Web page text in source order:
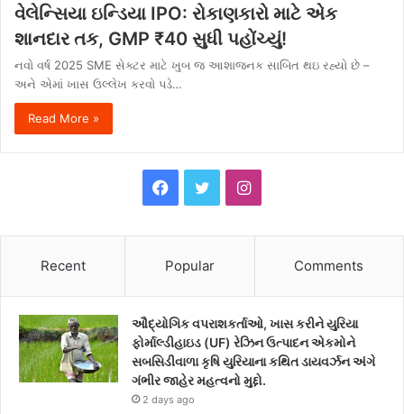
વેલેન્સિયા ઇન્ડિયા IPO: રોકાણકારો માટે એક
શાનદાર તક, GMP ₹40 સુધી પહોંચ્યું!
નવો વર્ષ 2025 SME સેક્ટર માટે ખુબ જ આશાજનક સાબિત થઇ રહ્યો છે –
અને એમાં ખાસ ઉલ્લેખ કરવો પડે…
Read More »
c
e
b
o
o
i
t
t
e
I
t
a
g
Recent Popular Comments
ઔદ્યોગિક વપરાશકર્તાઓ, ખાસ કરીને યુરિયા
ફોર્માલ્ડીહાઇડ (UF) રેઝિન ઉત્પાદન એકમોને
સબસિડીવાળા કૃષિ યુરિયાના કથિત ડાયવર્ઝન અંગે
ગંભીર જાહેર મહત્વનો મુદ્દો.
2 days ago